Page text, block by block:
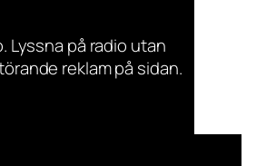
Lyssna på radio utan
reklam på sidan.